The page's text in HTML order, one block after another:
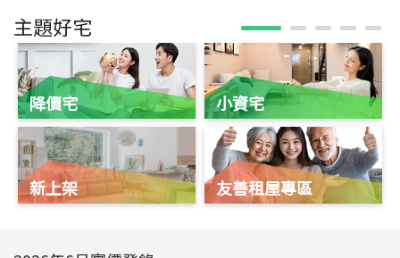
主題好宅
降價宅
新上架
小資宅
友善租屋專區